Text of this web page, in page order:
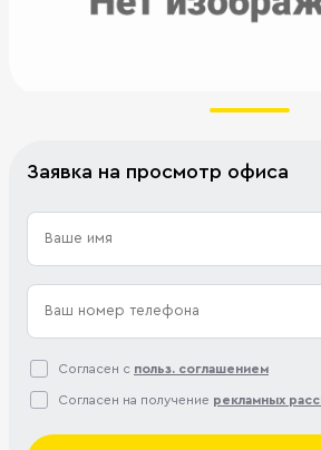
Заявка на просмотр офиса
Согласен с польз. соглашением
Согласен на получение рекламных